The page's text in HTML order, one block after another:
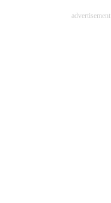
advertisement